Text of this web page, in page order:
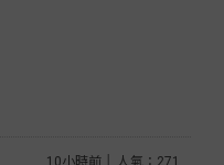
10小時前 │ 人氣：271